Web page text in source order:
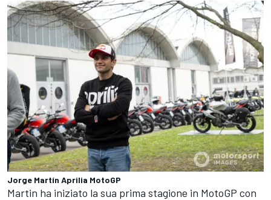
Jorge Martín Aprilia MotoGP
Martin ha iniziato la sua prima stagione in MotoGP con